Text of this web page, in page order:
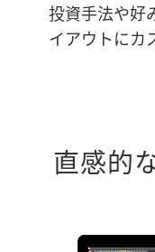
投資手法や好
イアウトにカ
直感的